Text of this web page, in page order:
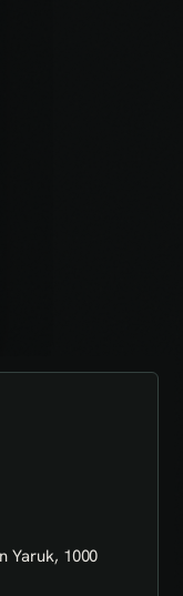
Yaruk, 1000